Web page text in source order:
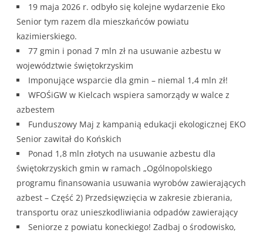
19 maja 2026 r. odbyło się kolejne wydarzenie Eko
Senior tym razem dla mieszkańców powiatu
kazimierskiego.
77 gmin i ponad 7 mln zł na usuwanie azbestu w
województwie świętokrzyskim
Imponujące wsparcie dla gmin – niemal 1,4 mln zł!
WFOŚiGW w Kielcach wspiera samorządy w walce z
azbestem
Funduszowy Maj z kampanią edukacji ekologicznej EKO
Senior zawitał do Końskich
Ponad 1,8 mln złotych na usuwanie azbestu dla
świętokrzyskich gmin w ramach „Ogólnopolskiego
programu finansowania usuwania wyrobów zawierających
azbest – Część 2) Przedsięwzięcia w zakresie zbierania,
transportu oraz unieszkodliwiania odpadów zawierający
Seniorze z powiatu koneckiego! Zadbaj o środowisko,